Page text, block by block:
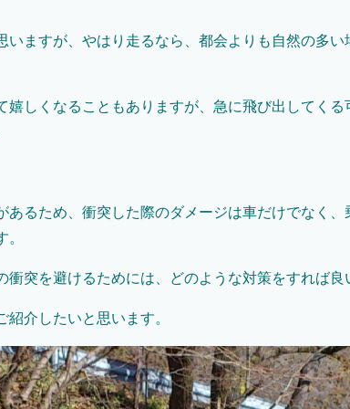
いますが、やはり走るなら、都会よりも自然の多
嬉しくなることもありますが、急に飛び出してく
あるため、衝突した際のダメージは車だけでなく
突を避けるためには、どのような対策をすれば良
介したいと思います。